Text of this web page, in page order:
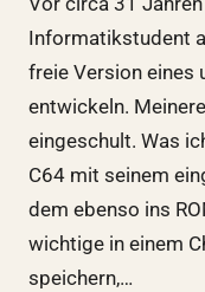
Informatikstudent
freie Version eines
entwickeln.
eingeschult. Was
C64 mit seinem
dem ebenso ins
wichtige in einem
speichern,…